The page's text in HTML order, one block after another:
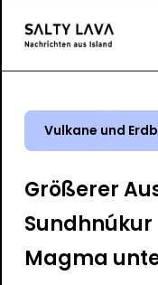
Vulkane und
Größerer
Magma